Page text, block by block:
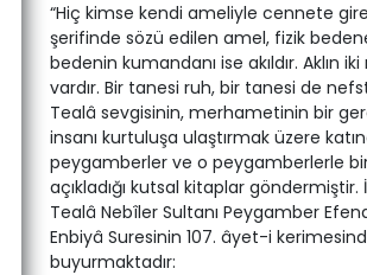
“Hiç kimse kendi ameliyle cennete
şerifinde sözü edilen amel, fizik
bedenin kumandanı ise akıldır. Aklın
vardır. Bir tanesi ruh, bir tanesi de
Tealâ sevgisinin, merhametinin bir
insanı kurtuluşa ulaştırmak üzere
peygamberler ve o peygamberlerle
açıkladığı kutsal kitaplar göndermiştir.
Tealâ Nebîler Sultanı Peygamber
Enbiyâ Suresinin 107. âyet-i
buyurmaktadır: